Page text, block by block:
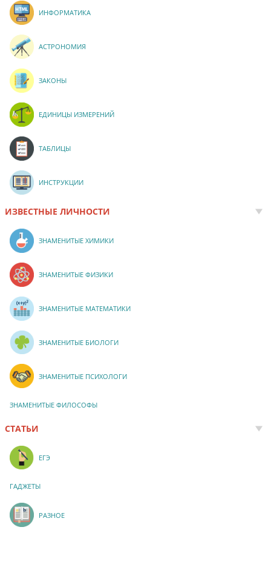
ИНФОРМАТИКА
АСТРОНОМИЯ
ЗАКОНЫ
ЕДИНИЦЫ ИЗМЕРЕНИЙ
ТАБЛИЦЫ
ИНСТРУКЦИИ
ИЗВЕСТНЫЕ ЛИЧНОСТИ
ЗНАМЕНИТЫЕ ХИМИКИ
ЗНАМЕНИТЫЕ ФИЗИКИ
ЗНАМЕНИТЫЕ МАТЕМАТИКИ
ЗНАМЕНИТЫЕ БИОЛОГИ
ЗНАМЕНИТЫЕ ПСИХОЛОГИ
ЗНАМЕНИТЫЕ ФИЛОСОФЫ
СТАТЬИ
ЕГЭ
ГАДЖЕТЫ
РАЗНОЕ